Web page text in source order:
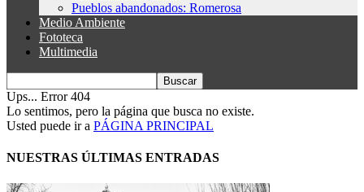
Pueblos abandonados: Romerosa
Medio Ambiente
Fototeca
Multimedia
Ups... Error 404
Lo sentimos, pero la página que busca no existe.
Usted puede ir a PÁGINA PRINCIPAL
NUESTRAS ÚLTIMAS ENTRADAS